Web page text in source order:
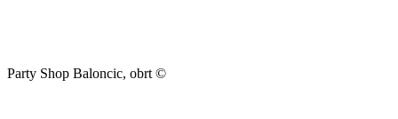
Party Shop Baloncic, obrt ©